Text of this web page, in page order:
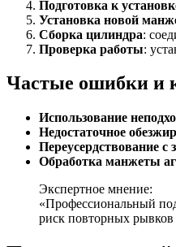
Подготовка к
Установка новой
Сборка цилиндра:
Проверка работы:
Частые ошибки и
Использование
Недостаточное
Переусердствование с
Обработка манжеты
Экспертное мнение:
«Профессиональный
риск повторных рывков